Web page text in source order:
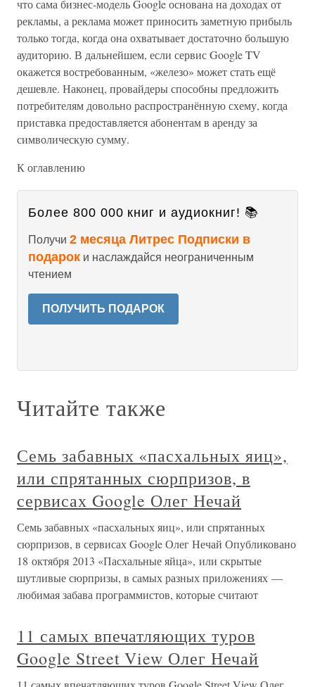
что сама бизнес-модель Google основана на доходах от
рекламы, а реклама может приносить заметную прибыль
только тогда, когда она охватывает достаточно большую
аудиторию. В дальнейшем, если сервис Google TV
окажется востребованным, «железо» может стать ещё
дешевле. Наконец, провайдеры способны предложить
потребителям довольно распространённую схему, когда
приставка предоставляется абонентам в аренду за
символическую сумму.
К оглавлению
Более 800 000 книг и аудиокниг! 📚
Получи 2 месяца Литрес Подписки в
подарок и наслаждайся неограниченным
чтением
ПОЛУЧИТЬ ПОДАРОК
Читайте также
Семь забавных «пасхальных яиц»,
или спрятанных сюрпризов, в
сервисах Google Олег Нечай
Семь забавных «пасхальных яиц», или спрятанных
сюрпризов, в сервисах Google Олег Нечай Опубликовано
18 октября 2013 «Пасхальные яйца», или скрытые
шутливые сюрпризы, в самых разных приложениях —
любимая забава программистов, которые считают
11 самых впечатляющих туров
Google Street View Олег Нечай